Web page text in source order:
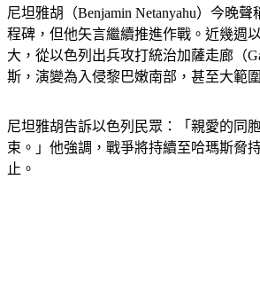
尼坦雅胡（Benjamin Netanyahu）今晚
程碑，但他矢言繼續推進作戰。近幾週
大，從以色列出兵攻打統治加薩走廊（
斯，演變為入侵黎巴嫩南部，甚至大範
尼坦雅胡告訴以色列民眾：「親愛的同
束。」他強調，戰爭將持續至哈瑪斯脅
止。